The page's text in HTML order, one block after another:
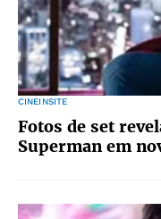
CINEINSITE
Fotos de set
Superman em